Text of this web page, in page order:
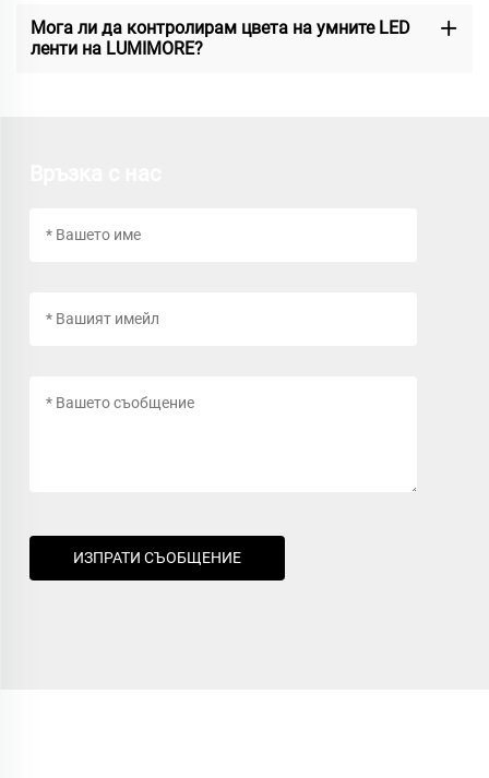
Мога ли да контролирам цвета на умните LED
ленти на LUMIMORE?
ИЗПРАТИ СЪОБЩЕНИЕ